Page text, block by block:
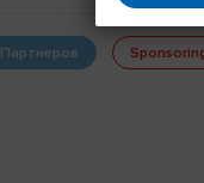
Партнеров